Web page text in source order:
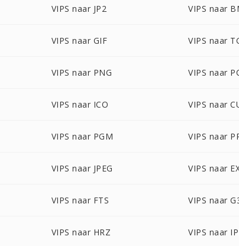
VIPS naar JP2 VIPS naar
VIPS naar GIF VIPS naar
VIPS naar PNG VIPS naar
VIPS naar ICO VIPS naar
VIPS naar PGM VIPS naar
VIPS naar JPEG VIPS naar
VIPS naar FTS VIPS naar
VIPS naar HRZ VIPS naar